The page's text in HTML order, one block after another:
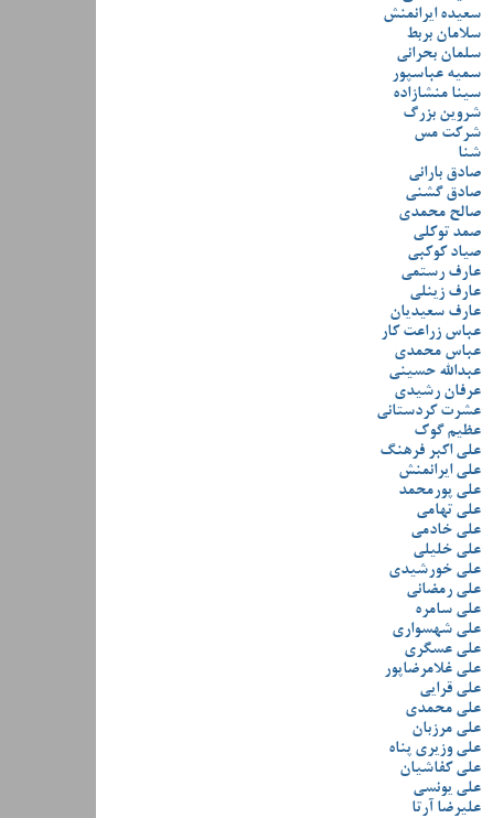
سعیده ایرانمنش
سلامان بربط
سلمان بحرانی
سمیه عباسپور
سینا منشازاده
شروین بزرگ
شرکت مس
شنا
صادق بارانی
صادق گشنی
صالح محمدی
صمد توکلی
صیاد کوکبی
عارف رستمی
عارف زینلی
عارف سعیدیان
عباس زراعت کار
عباس محمدی
عبدالله حسینی
عرفان رشیدی
عشرت کردستانی
عظیم گوک
علی اکبر فرهنگ
علی ایرانمنش
علی پورمحمد
علی تهامی
علی خادمی
علی خلیلی
علی خورشیدی
علی رمضانی
علی سامره
علی شهسواری
علی عسگری
علی غلامرضاپور
علی قرایی
علی محمدی
علی مرزبان
علی وزیری پناه
علی کفاشیان
علی یونسی
علیرضا آرتا